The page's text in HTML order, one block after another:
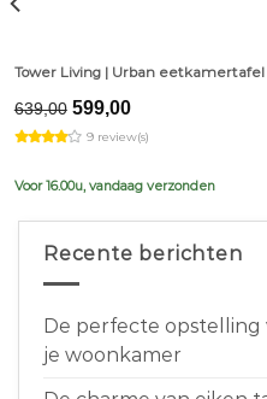
Tower Living | Urban eetkamertafel
639,00 Original
price
was:
599,00Current
is:
9 review(s)
Voor 16.00u, vandaag verzonden
Recente berichten
De perfecte opstelling
je woonkamer